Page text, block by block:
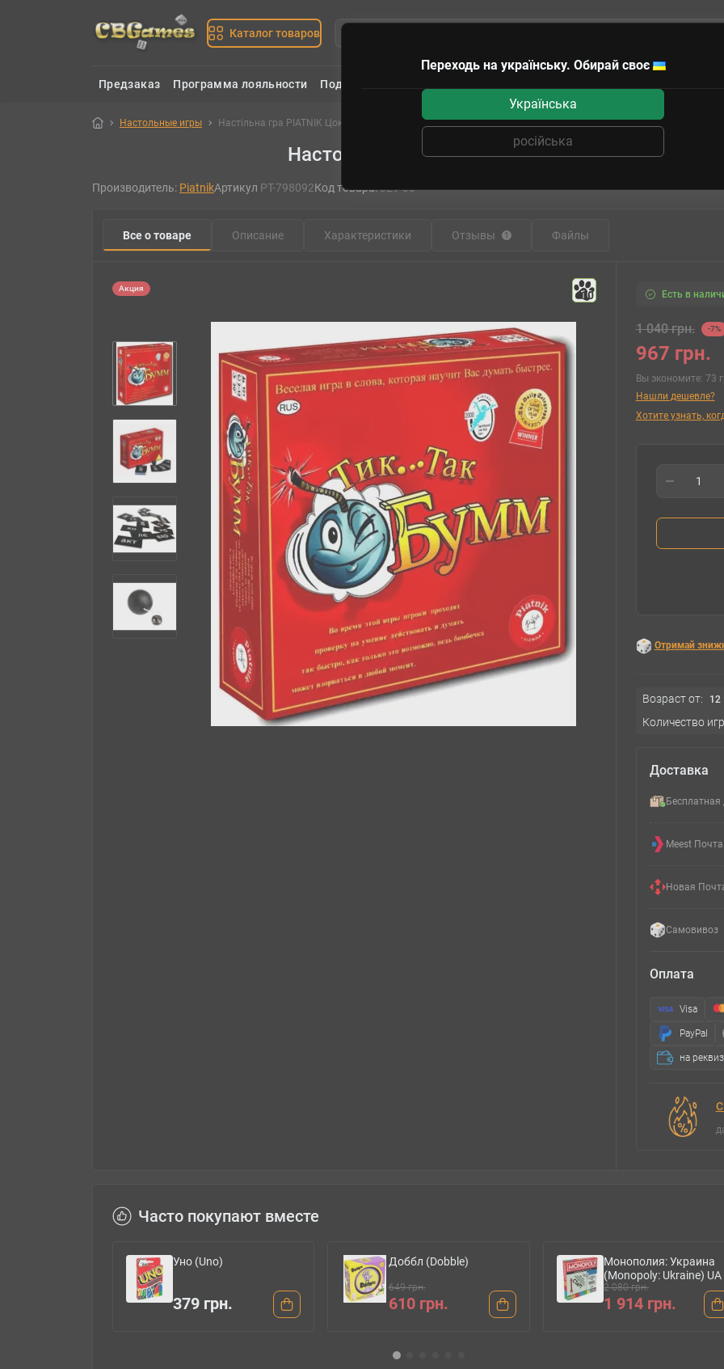
Каталог товаров
Предзаказ Программа лояльности Подарочные сертификаты
Настольные игры Настільна гра PIATNIK Цок-Цок-Бабах
Настольная игра Настільна гра PIATNIK Цок-
Производитель: PiatnikАртикул PT-798092Код товара:329-30
Все о товаре Описание Характеристики Отзывы 1 Файлы
Акция
10 Есть в
1 040 грн. -7%
967 грн.
Вы экономите: 73
Нашли дешевле?
Хотите узнать,
Отримай
Возраст от: 12
Количество
Доставка
Бесплатная
Meest Почта
Новая
Самовивоз
Оплата
Visa
PayPal
на
Часто покупают вместе
Доббл (Dobble)
610 грн.
Монополия: Украина
2 080 грн.
1 914 грн.
Диксит (Dixit) UA
1 649 грн.
1 517 грн.
Переходь на українську. Обирай своє
Українська
російська